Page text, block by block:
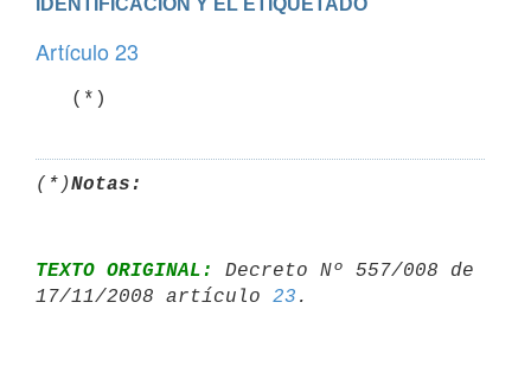
Artículo 23
   (*)
(*)Notas:
TEXTO ORIGINAL:
Decreto Nº 557/008 de
17/11/2008 artículo 23